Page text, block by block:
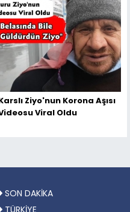
Ziyo'nun Korona Aşısı
Viral Oldu
SON DAKİKA
TÜRKİYE